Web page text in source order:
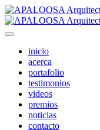
inicio
acerca
portafolio
testimonios
videos
premios
noticias
contacto